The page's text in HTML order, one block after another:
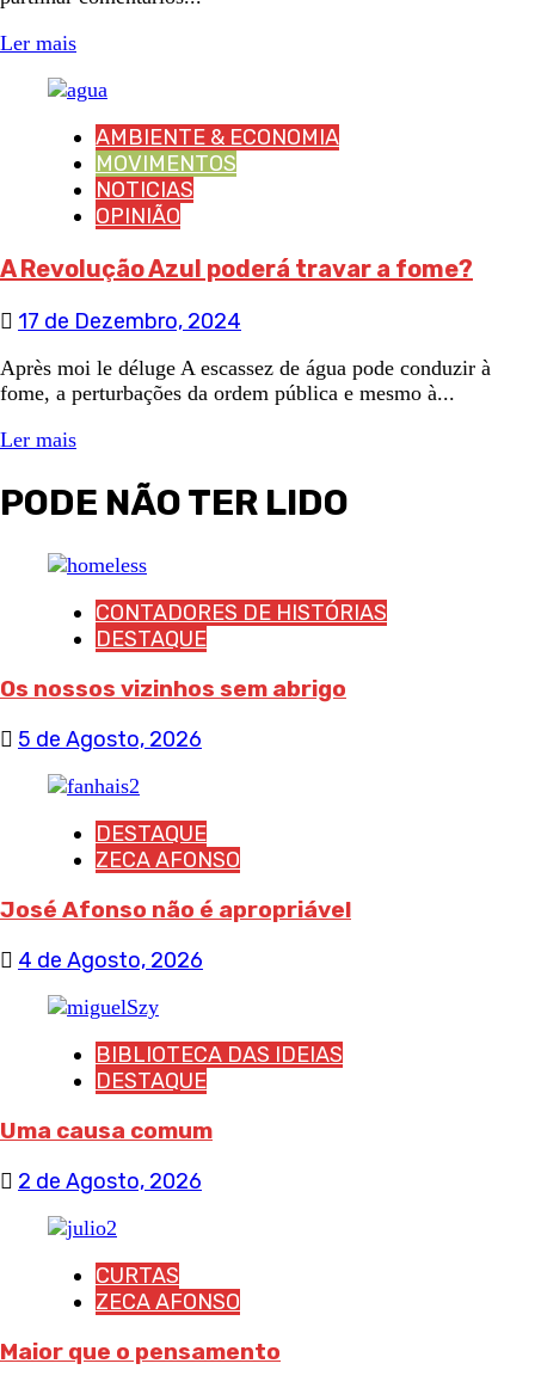
Ler mais
AMBIENTE & ECONOMIA
MOVIMENTOS
NOTICIAS
OPINIÃO
A Revolução Azul poderá travar a fome?
17 de Dezembro, 2024
Après moi le déluge A escassez de água pode conduzir à
fome, a perturbações da ordem pública e mesmo à...
Ler mais
PODE NÃO TER LIDO
CONTADORES DE HISTÓRIAS
DESTAQUE
Os nossos vizinhos sem abrigo
5 de Agosto, 2026
DESTAQUE
ZECA AFONSO
José Afonso não é apropriável
4 de Agosto, 2026
BIBLIOTECA DAS IDEIAS
DESTAQUE
Uma causa comum
2 de Agosto, 2026
CURTAS
ZECA AFONSO
Maior que o pensamento